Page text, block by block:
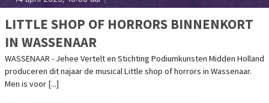
LITTLE SHOP OF HORRORS BINNENKORT
IN WASSENAAR
WASSENAAR - Jehee Vertelt en Stichting Podiumkunsten Midden Holland
produceren dit najaar de musical Little shop of horrors in Wassenaar.
Men is voor [...]